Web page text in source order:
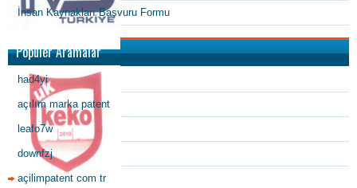
İnsan Kaynakları Başvuru Formu
Popüler Aramalar
had4yi
açılım marka patent
leafo7w
downfzj
açilimpatent com tr